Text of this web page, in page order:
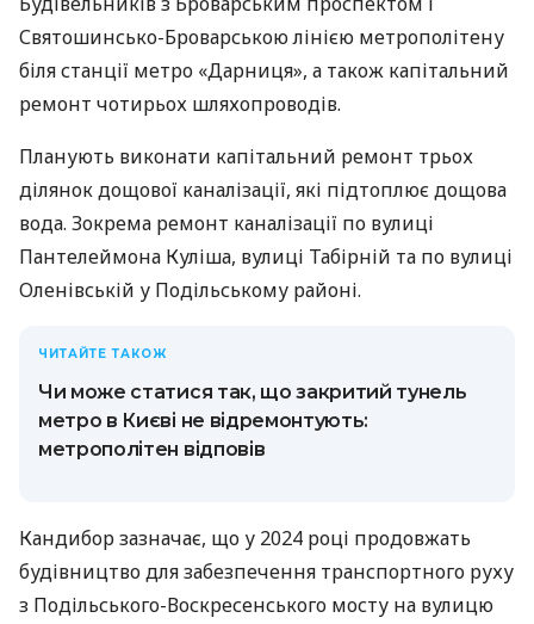
Святошинсько-Броварською лінією метрополітену
біля станції метро «Дарниця», а також капітальний
ремонт чотирьох шляхопроводів.
Планують виконати капітальний ремонт трьох
ділянок дощової каналізації, які підтоплює дощова
вода. Зокрема ремонт каналізації по вулиці
Пантелеймона Куліша, вулиці Табірній та по вулиці
Оленівській у Подільському районі.
ЧИТАЙТЕ ТАКОЖ
Чи може статися так, що закритий тунель
метро в Києві не відремонтують:
метрополітен відповів
Кандибор зазначає, що у 2024 році продовжать
будівництво для забезпечення транспортного руху
з Подільського-Воскресенського мосту на вулицю